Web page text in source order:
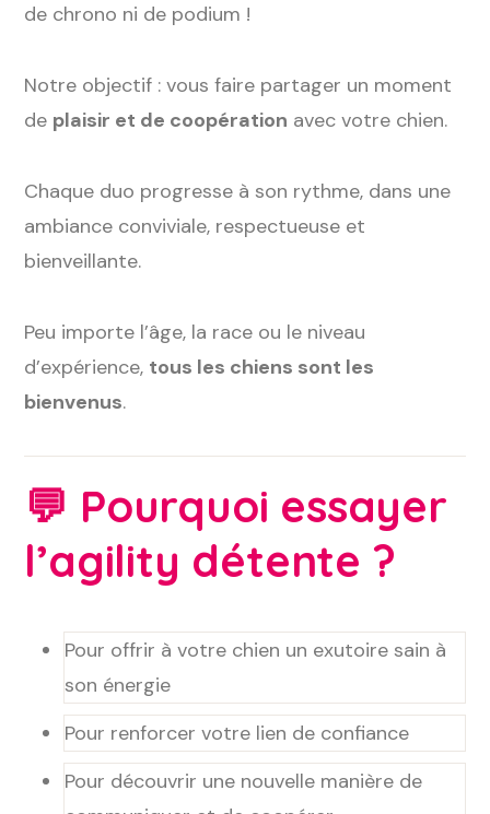
de chrono ni de podium !
Notre objectif : vous faire partager un moment
de plaisir et de coopération avec votre chien.
Chaque duo progresse à son rythme, dans une
ambiance conviviale, respectueuse et
bienveillante.
Peu importe l’âge, la race ou le niveau
d’expérience, tous les chiens sont les
bienvenus.
💬 Pourquoi essayer
l’agility détente ?
Pour offrir à votre chien un exutoire sain à
son énergie
Pour renforcer votre lien de confiance
Pour découvrir une nouvelle manière de